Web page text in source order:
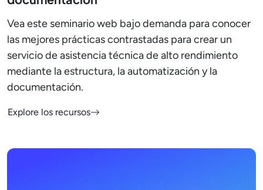
Vea este seminario web bajo demanda para conocer
las mejores prácticas contrastadas para crear un
servicio de asistencia técnica de alto rendimiento
mediante la estructura, la automatización y la
documentación.
Explore los recursos